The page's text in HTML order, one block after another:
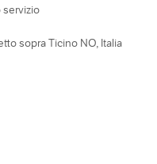
servizio
sopra Ticino NO, Italia